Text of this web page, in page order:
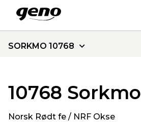
SORKMO 10768
10768 Sorkmo
Norsk Rødt fe / NRF Okse